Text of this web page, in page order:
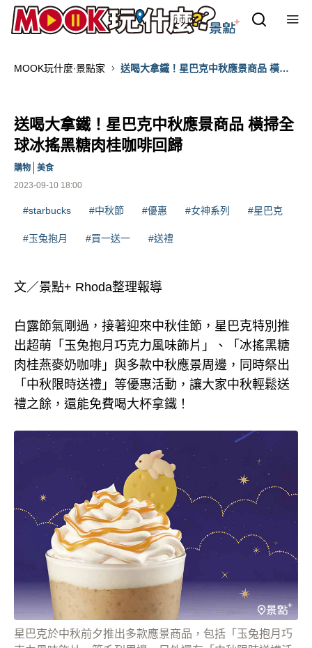
MOOK玩什麼‧景點家
送喝大拿鐵！星巴克中秋應景商品 橫掃
送喝大拿鐵！星巴克中秋應景商品 橫掃全
球冰搖黑糖肉桂咖啡回歸
2023-09-10 18:00
購物 美食
#starbucks #中秋節 #優惠 #女神系列 #星巴克
#玉兔抱月 #買一送一 #送禮
文／景點+ Rhoda整理報導
白露節氣剛過，接著迎來中秋佳節，星巴克特別推
出超萌「玉兔抱月巧克力風味飾片」、「冰搖黑糖
肉桂燕麥奶咖啡」與多款中秋應景周邊，同時祭出
「中秋限時送禮」等優惠活動，讓大家中秋輕鬆送
禮之餘，還能免費喝大杯拿鐵！
星巴克於中秋前夕推出多款應景商品，包括「玉兔抱月巧